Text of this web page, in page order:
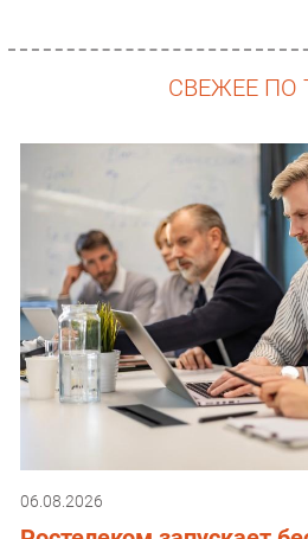
СВЕЖЕЕ ПО
06.08.2026